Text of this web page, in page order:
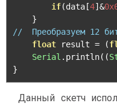
if(data [4]&
}
//  Преобразуем 12
float result = (
Serial . println((
}
Данный скетч